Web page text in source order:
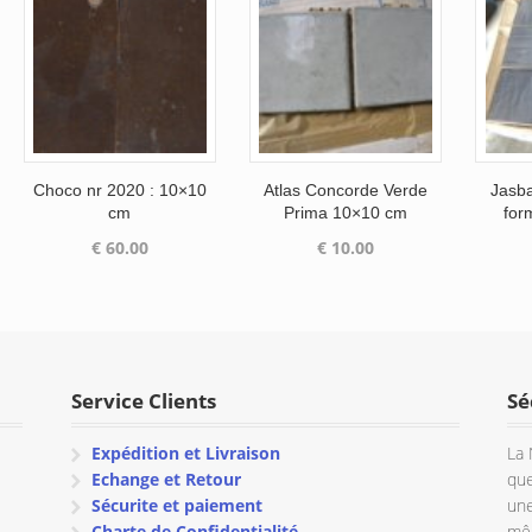
Choco nr 2020 : 10×10
cm
€60.00
Atlas Concorde Verde
Prima 10×10 cm
€ 10.00
Service Clients
Expédition et Livraison
Echange et Retour
Sécurite et paiement
La